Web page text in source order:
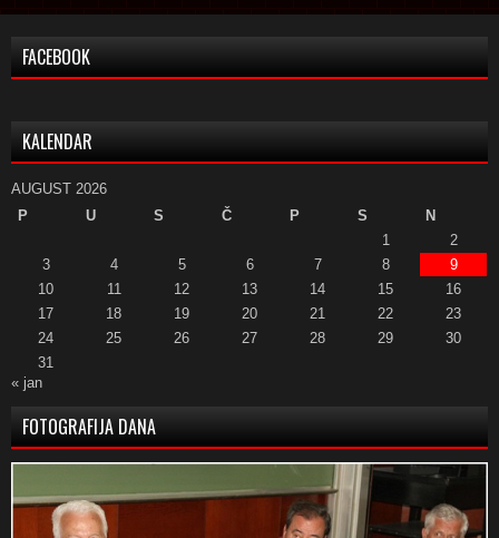
FACEBOOK
KALENDAR
AUGUST 2026
P
U S Č P S
N
1
2
3
4 5 6 7 8
9
10
11 12 13 14 15
16
17
18 19 20 21 22
23
24
25 26 27 28 29
30
31
« jan
FOTOGRAFIJA DANA